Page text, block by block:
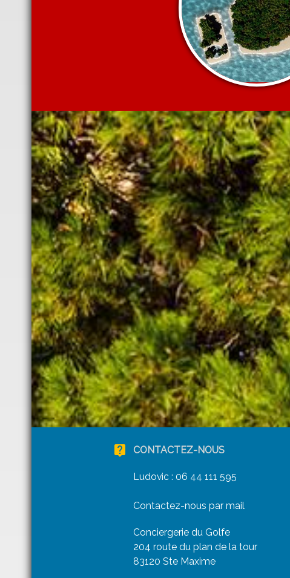
live_help CONTACTEZ-NOUS
Ludovic : 06 44 111 595
Contactez-nous par mail
Conciergerie du Golfe
204 route du plan de la tour
83120 Ste Maxime